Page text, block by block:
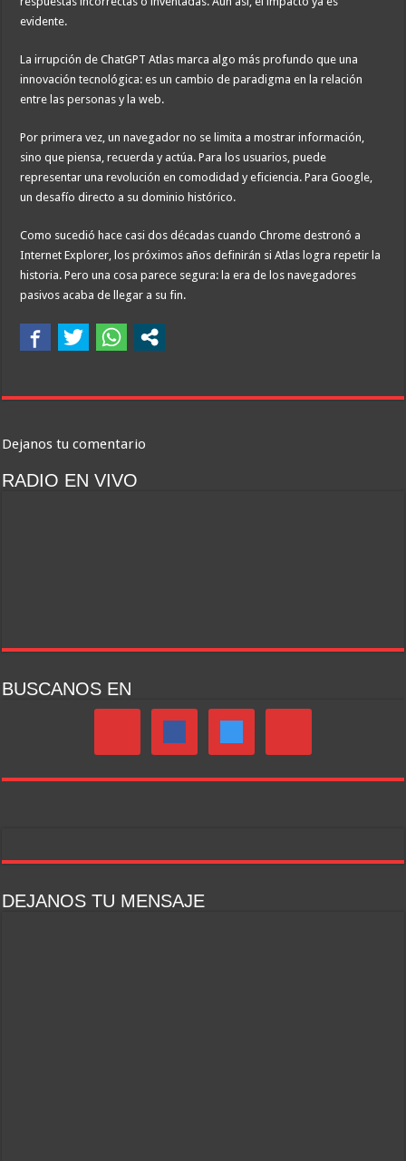
evidente.
La irrupción de ChatGPT Atlas marca algo más profundo que una
innovación tecnológica: es un cambio de paradigma en la relación
entre las personas y la web.
Por primera vez, un navegador no se limita a mostrar información,
sino que piensa, recuerda y actúa. Para los usuarios, puede
representar una revolución en comodidad y eficiencia. Para Google,
un desafío directo a su dominio histórico.
Como sucedió hace casi dos décadas cuando Chrome destronó a
Internet Explorer, los próximos años definirán si Atlas logra repetir la
historia. Pero una cosa parece segura: la era de los navegadores
pasivos acaba de llegar a su fin.
Dejanos tu comentario
RADIO EN VIVO
BUSCANOS EN
DEJANOS TU MENSAJE